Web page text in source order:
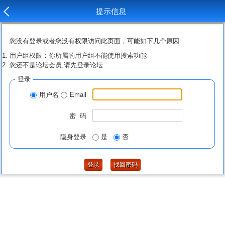
提示信息
您没有登录或者您没有权限访问此页面，可能如下几个原因:
用户组权限：你所属的用户组不能使用搜索功能
您还不是论坛会员,请先登录论坛
登录
用户名 Email
密 码
隐身登录 是 否